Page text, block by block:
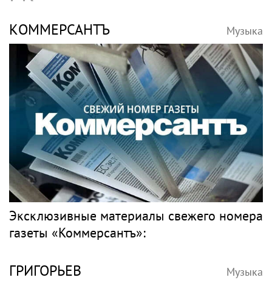
КОММЕРСАНТЪ Музыка
Эксклюзивные материалы свежего номера
газеты «Коммерсантъ»:
ГРИГОРЬЕВ Музыка